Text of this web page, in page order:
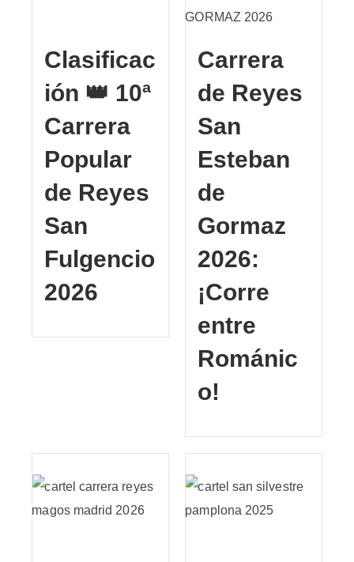
Clasificac
ión 👑 10ª
Carrera
Popular
de Reyes
San
Fulgencio
2026
Carrera
de Reyes
San
Esteban
de
Gormaz
2026:
¡Corre
entre
Románic
o!